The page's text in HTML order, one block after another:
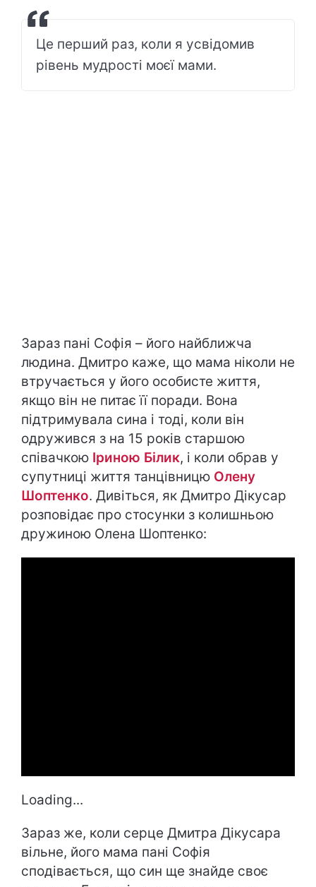
Це перший раз, коли я усвідомив
рівень мудрості моєї мами.
Зараз пані Софія – його найближча
людина. Дмитро каже, що мама ніколи не
втручається у його особисте життя,
якщо він не питає її поради. Вона
підтримувала сина і тоді, коли він
одружився з на 15 років старшою
співачкою Іриною Білик, і коли обрав у
супутниці життя танцівницю Олену
Шоптенко. Дивіться, як Дмитро Дікусар
розповідає про стосунки з колишньою
дружиною Олена Шоптенко:
Loading...
Зараз же, коли серце Дмитра Дікусара
вільне, його мама пані Софія
сподівається, що син ще знайде своє